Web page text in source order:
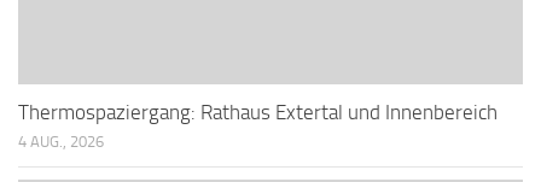
Thermospaziergang: Rathaus Extertal und Innenbereich
4 AUG., 2026